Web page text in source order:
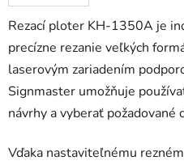
Rezací ploter KH-1350A je
precízne rezanie veľkých
laserovým zariadením
Signmaster umožňuje
návrhy a vyberať požadované
Vďaka nastaviteľnému